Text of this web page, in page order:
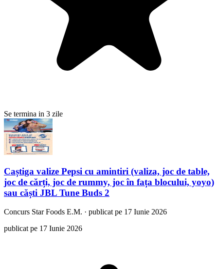
Se termina in 3 zile
Caștiga valize Pepsi cu amintiri (valiza, joc de table,
joc de cărți, joc de rummy, joc în fața blocului, yoyo)
sau căști JBL Tune Buds 2
Concurs Star Foods E.M. · publicat pe 17 Iunie 2026
publicat pe 17 Iunie 2026